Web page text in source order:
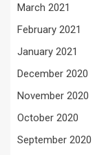
March 2021
February 2021
January 2021
December 2020
November 2020
October 2020
September 2020